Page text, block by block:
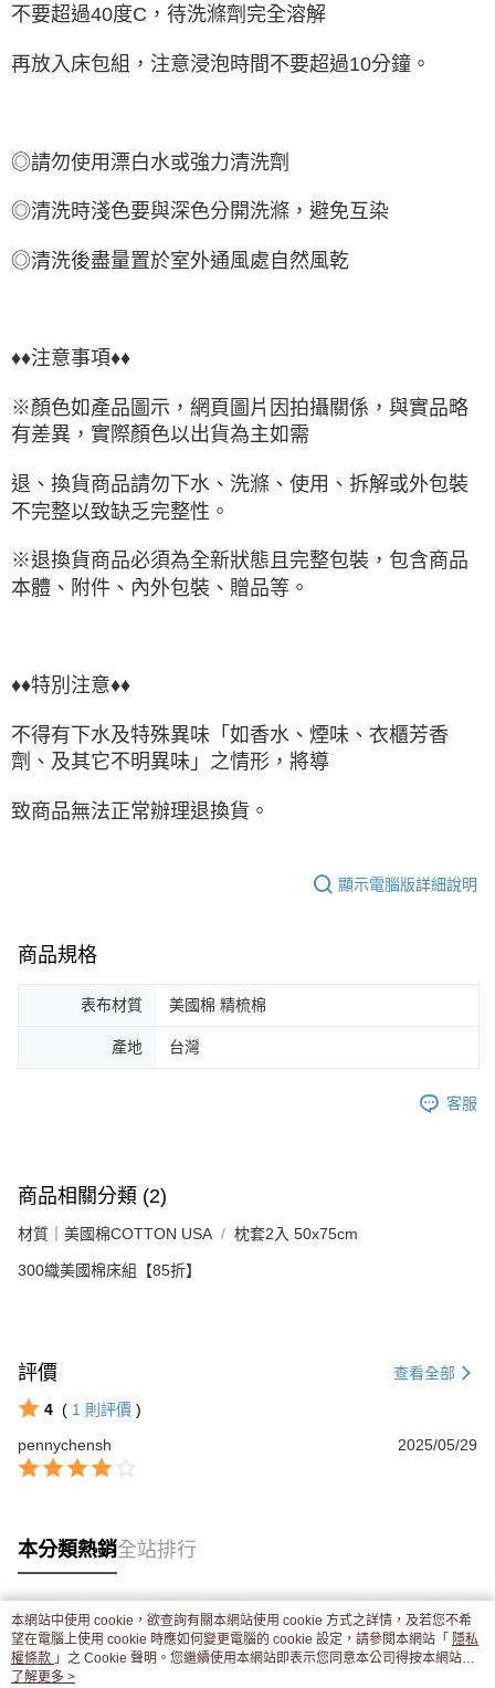
不要超過40度C，待洗滌劑完全溶解
再放入床包組，注意浸泡時間不要超過10分鐘。
◎請勿使用漂白水或強力清洗劑
◎清洗時淺色要與深色分開洗滌，避免互染
◎清洗後盡量置於室外通風處自然風乾
♦♦注意事項♦♦
※顏色如產品圖示，網頁圖片因拍攝關係，與實品略
有差異，實際顏色以出貨為主如需
退、換貨商品請勿下水、洗滌、使用、拆解或外包裝
不完整以致缺乏完整性。
※退換貨商品必須為全新狀態且完整包裝，包含商品
本體、附件、內外包裝、贈品等。
♦♦特別注意♦♦
不得有下水及特殊異味「如香水、煙味、衣櫃芳香
劑、及其它不明異味」之情形，將導
致商品無法正常辦理退換貨。
顯示電腦版詳細說明
商品規格
表布材質 美國棉 精梳棉
產地 台灣
客服
商品相關分類 (2)
材質｜美國棉COTTON USA 枕套2入 50x75cm
300織美國棉床組【85折】
評價 查看全部
4 ( 1 則評價 )
pennychensh
2025/05/29
本分類熱銷全站排行
熱門標籤
本網站中使用 cookie，欲查詢有關本網站使用 cookie 方式之詳情，及若您不希
望在電腦上使用 cookie 時應如何變更電腦的 cookie 設定，請參閱本網站「 隱私
權條款 」之 Cookie 聲明。您繼續使用本網站即表示您同意本公司得按本網站使
用條款之 Cookie 聲明使用 cookie。
了解更多 >